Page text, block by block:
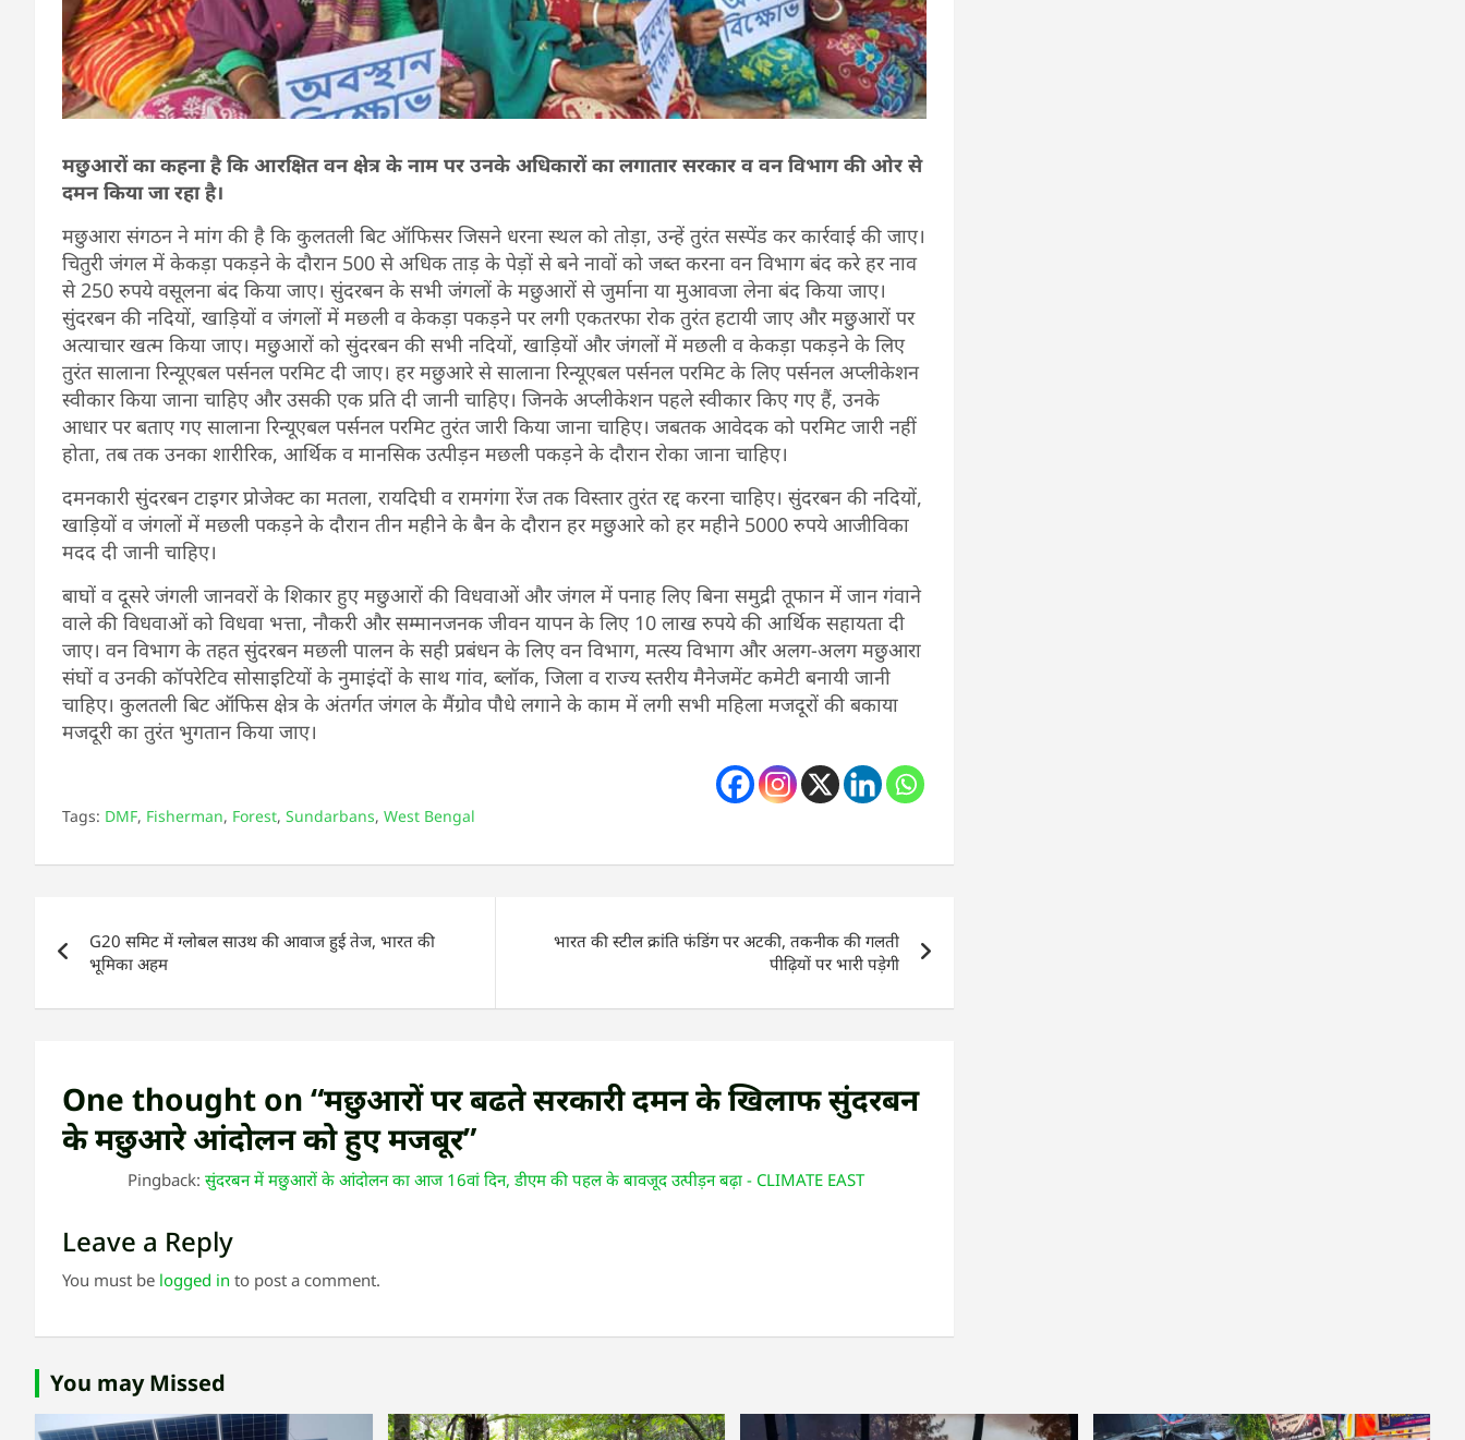
मछुआरों का कहना है कि आरक्षित वन क्षेत्र के नाम पर उनके अधिकारों का लगातार सरकार व वन विभाग की ओर से
दमन किया जा रहा है।
मछुआरा संगठन ने मांग की है कि कुलतली बिट ऑफिसर जिसने धरना स्थल को तोड़ा, उन्हें तुरंत सस्पेंड कर कार्रवाई की जाए।
चितुरी जंगल में केकड़ा पकड़ने के दौरान 500 से अधिक ताड़ के पेड़ों से बने नावों को जब्त करना वन विभाग बंद करे हर नाव
से 250 रुपये वसूलना बंद किया जाए। सुंदरबन के सभी जंगलों के मछुआरों से जुर्माना या मुआवजा लेना बंद किया जाए।
सुंदरबन की नदियों, खाड़ियों व जंगलों में मछली व केकड़ा पकड़ने पर लगी एकतरफा रोक तुरंत हटायी जाए और मछुआरों पर
अत्याचार खत्म किया जाए। मछुआरों को सुंदरबन की सभी नदियों, खाड़ियों और जंगलों में मछली व केकड़ा पकड़ने के लिए
तुरंत सालाना रिन्यूएबल पर्सनल परमिट दी जाए। हर मछुआरे से सालाना रिन्यूएबल पर्सनल परमिट के लिए पर्सनल अप्लीकेशन
स्वीकार किया जाना चाहिए और उसकी एक प्रति दी जानी चाहिए। जिनके अप्लीकेशन पहले स्वीकार किए गए हैं, उनके
आधार पर बताए गए सालाना रिन्यूएबल पर्सनल परमिट तुरंत जारी किया जाना चाहिए। जबतक आवेदक को परमिट जारी नहीं
होता, तब तक उनका शारीरिक, आर्थिक व मानसिक उत्पीड़न मछली पकड़ने के दौरान रोका जाना चाहिए।
दमनकारी सुंदरबन टाइगर प्रोजेक्ट का मतला, रायदिघी व रामगंगा रेंज तक विस्तार तुरंत रद्द करना चाहिए। सुंदरबन की नदियों,
खाड़ियों व जंगलों में मछली पकड़ने के दौरान तीन महीने के बैन के दौरान हर मछुआरे को हर महीने 5000 रुपये आजीविका
मदद दी जानी चाहिए।
बाघों व दूसरे जंगली जानवरों के शिकार हुए मछुआरों की विधवाओं और जंगल में पनाह लिए बिना समुद्री तूफान में जान गंवाने
वाले की विधवाओं को विधवा भत्ता, नौकरी और सम्मानजनक जीवन यापन के लिए 10 लाख रुपये की आर्थिक सहायता दी
जाए। वन विभाग के तहत सुंदरबन मछली पालन के सही प्रबंधन के लिए वन विभाग, मत्स्य विभाग और अलग-अलग मछुआरा
संघों व उनकी कॉपरेटिव सोसाइटियों के नुमाइंदों के साथ गांव, ब्लॉक, जिला व राज्य स्तरीय मैनेजमेंट कमेटी बनायी जानी
चाहिए। कुलतली बिट ऑफिस क्षेत्र के अंतर्गत जंगल के मैंग्रोव पौधे लगाने के काम में लगी सभी महिला मजदूरों की बकाया
मजदूरी का तुरंत भुगतान किया जाए।
Tags: DMF, Fisherman, Forest, Sundarbans, West Bengal
navigation
G20 समिट में ग्लोबल साउथ की आवाज हुई तेज, भारत की
भूमिका अहम
भारत की स्टील क्रांति फंडिंग पर अटकी, तकनीक की गलती
पीढ़ियों पर भारी पड़ेगी
One thought on “मछुआरों पर बढते सरकारी दमन के खिलाफ सुंदरबन
के मछुआरे आंदोलन को हुए मजबूर”
Pingback: सुंदरबन में मछुआरों के आंदोलन का आज 16वां दिन, डीएम की पहल के बावजूद उत्पीड़न बढ़ा - CLIMATE EAST
Leave a Reply
You must be logged in to post a comment.
You may Missed